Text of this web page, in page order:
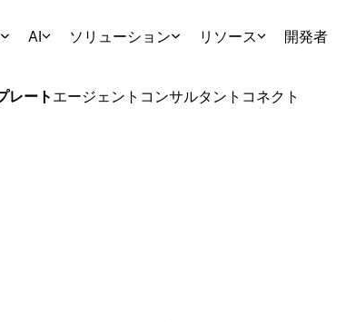
AI ソリューション リソース 開発者
レート エージェント コンサルタント コネクト